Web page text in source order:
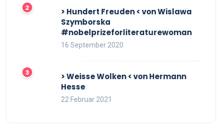
> Hundert Freuden < von Wislawa
Szymborska
#nobelprizeforliteraturewoman
16 September 2020
> Weisse Wolken < von Hermann
Hesse
22 Februar 2021